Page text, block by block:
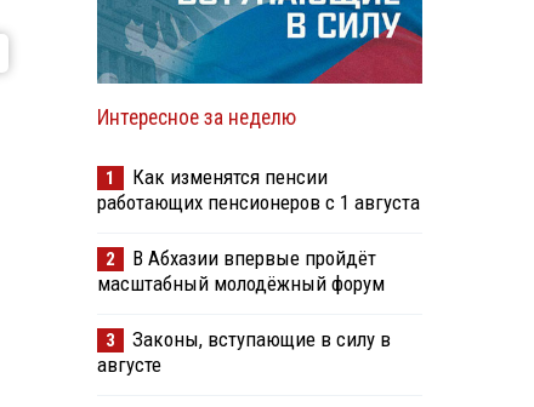
Интересное за неделю
1
Как изменятся пенсии
работающих пенсионеров с 1 августа
2
В Абхазии впервые пройдёт
масштабный молодёжный форум
3
Законы, вступающие в силу в
августе